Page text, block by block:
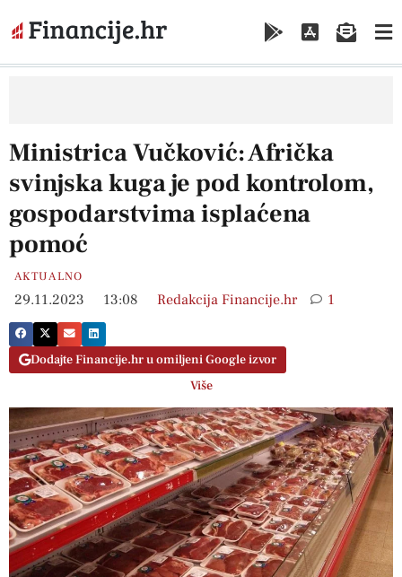
Ministrica Vučković: Afrička
svinjska kuga je pod kontrolom,
gospodarstvima isplaćena
pomoć
AKTUALNO
29.11.2023 13:08 Redakcija Financije.hr 1
Dodajte Financije.hr u omiljeni Google izvor
Više